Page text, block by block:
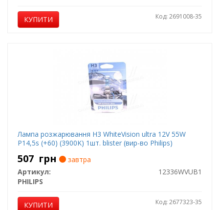
КУПИТИ Код: 2691008-35
Лампа розжарювання H3 WhiteVision ultra 12V 55W
P14,5s (+60) (3900K) 1шт. blister (вир-во Philips)
507 грн
завтра
Артикул:
12336WVUB1
PHILIPS
КУПИТИ Код: 2677323-35